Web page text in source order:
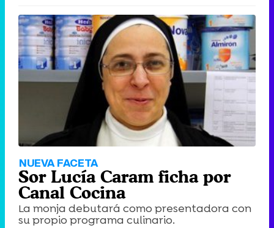
NUEVA FACETA
Sor Lucía Caram ficha por
Canal Cocina
La monja debutará como presentadora con
su propio programa culinario.